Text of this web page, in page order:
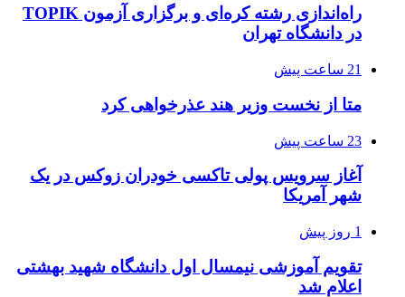
راه‌اندازی رشته کره‌ای و برگزاری آزمون TOPIK
در دانشگاه تهران
21 ساعت پیش
متا از نخست وزیر هند عذرخواهی کرد
23 ساعت پیش
آغاز سرویس پولی تاکسی خودران زوکس در یک
شهر آمریکا
1 روز پیش
تقویم آموزشی نیمسال اول دانشگاه شهید بهشتی
اعلام شد